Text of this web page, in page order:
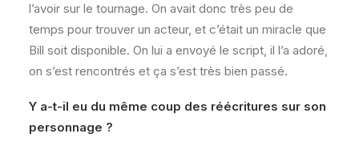
l’avoir sur le tournage. On avait donc très peu de
temps pour trouver un acteur, et c’était un miracle que
Bill soit disponible. On lui a envoyé le script, il l’a adoré,
on s’est rencontrés et ça s’est très bien passé.
Y a-t-il eu du même coup des réécritures sur son
personnage ?